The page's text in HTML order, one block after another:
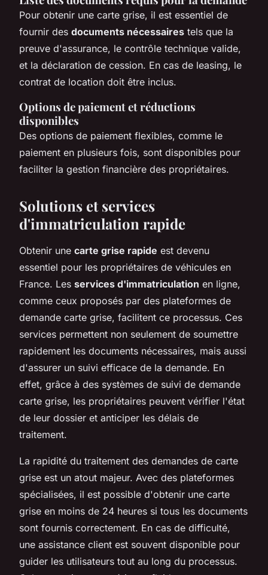
Pour obtenir une carte grise, il est essentiel de
fournir des documents nécessaires tels que la
preuve d'assurance, le contrôle technique valide,
et la déclaration de cession. En cas de leasing, le
contrat de location doit être inclus.
Options de paiement et réductions
disponibles
Des options de paiement flexibles, comme le
paiement en plusieurs fois, sont disponibles pour
faciliter la gestion financière des propriétaires.
Solutions et services
d'immatriculation rapide
Obtenir une carte grise rapide est devenu
essentiel pour les propriétaires de véhicules en
France. Les services d'immatriculation en ligne,
comme ceux proposés par des plateformes de
demande carte grise, facilitent ce processus. Ces
services permettent non seulement de soumettre
rapidement les documents nécessaires, mais aussi
d'assurer un suivi efficace de la demande. En
effet, grâce à des systèmes de suivi de demande
carte grise, les propriétaires peuvent vérifier l'état
de leur dossier et anticiper les délais de
traitement.
La rapidité du traitement des demandes de carte
grise est un atout majeur. Avec des plateformes
spécialisées, il est possible d'obtenir une carte
grise en moins de 24 heures si tous les documents
sont fournis correctement. En cas de difficulté,
une assistance client est souvent disponible pour
guider les utilisateurs tout au long du processus.